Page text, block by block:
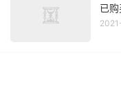
已